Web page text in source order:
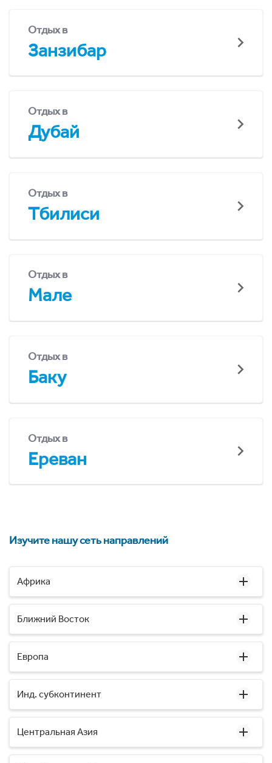
Отдых в
Занзибар
Отдых в
Дубай
Отдых в
Тбилиси
Отдых в
Мале
Отдых в
Баку
Отдых в
Ереван
Изучите нашу сеть направлений
Африка
Ближний Восток
Европа
Инд. субконтинент
Центральная Азия